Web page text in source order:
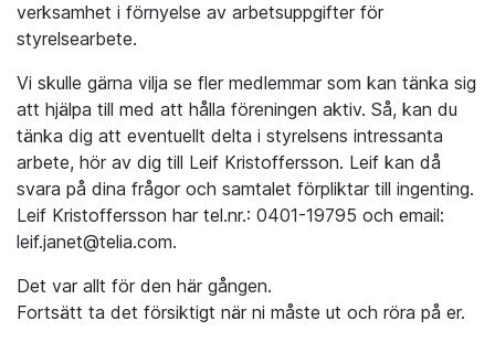
verksamhet i förnyelse av arbetsuppgifter för
styrelsearbete.
Vi skulle gärna vilja se fler medlemmar som kan tänka sig
att hjälpa till med att hålla föreningen aktiv. Så, kan du
tänka dig att eventuellt delta i styrelsens intressanta
arbete, hör av dig till Leif Kristoffersson. Leif kan då
svara på dina frågor och samtalet förpliktar till ingenting.
Leif Kristoffersson har tel.nr.: 0401-19795 och email:
leif.janet@telia.com.
Det var allt för den här gången.
Fortsätt ta det försiktigt när ni måste ut och röra på er.